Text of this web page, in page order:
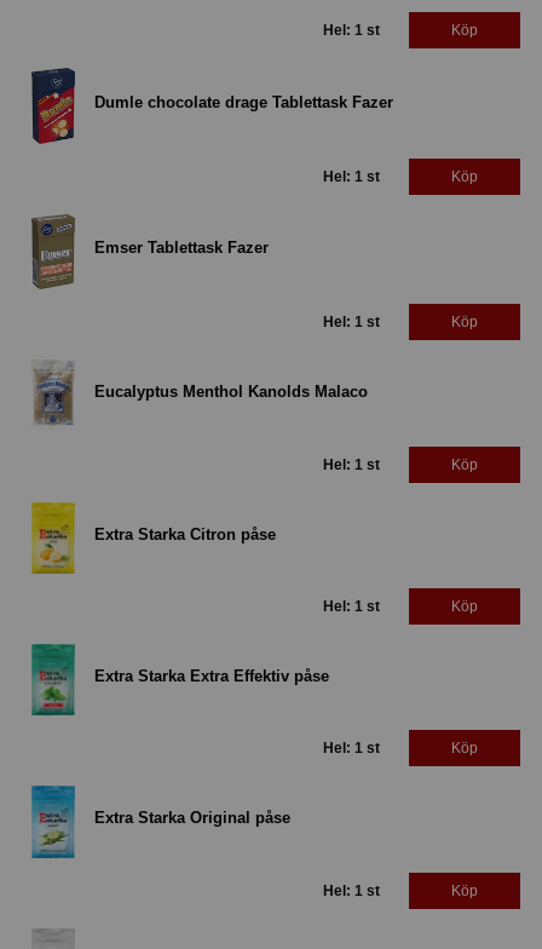
Hel: 1 st Köp
Dumle chocolate drage Tablettask Fazer
Hel: 1 st Köp
Emser Tablettask Fazer
Hel: 1 st Köp
Eucalyptus Menthol Kanolds Malaco
Hel: 1 st Köp
Extra Starka Citron påse
Hel: 1 st Köp
Extra Starka Extra Effektiv påse
Hel: 1 st Köp
Extra Starka Original påse
Hel: 1 st Köp